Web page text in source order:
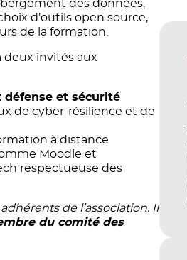
des données,
d’outils open source,
de la formation.
deux invités aux
et sécurité
de cyber-résilience et de
à distance
Moodle et
respectueuse des
de l’association. Il
du comité des